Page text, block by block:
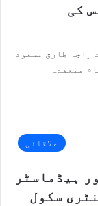
کی
راجہ طارق مسعود
منعقدہ
علاقائی
ہیڈماسٹر
سکول